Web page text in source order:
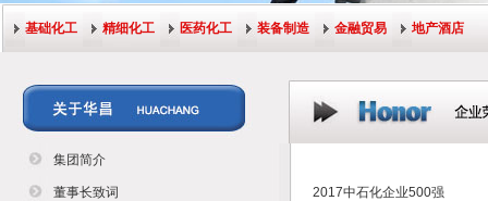
基础化工 精细化工 医药化工 装备制造 金融贸易 地产酒店
集团简介
董事长致词 2017中石化企业500强